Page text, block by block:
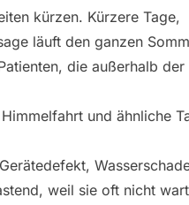
kürzen. Kürzere Tage,
läuft den ganzen
die außerhalb der
und ähnliche
weil sie oft nicht